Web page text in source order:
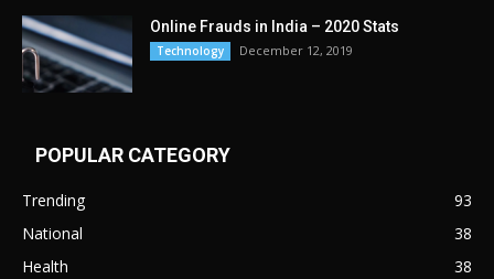
Online Frauds in India – 2020 Stats
Technology December 12, 2019
POPULAR CATEGORY
Trending
93
National
38
Health
38